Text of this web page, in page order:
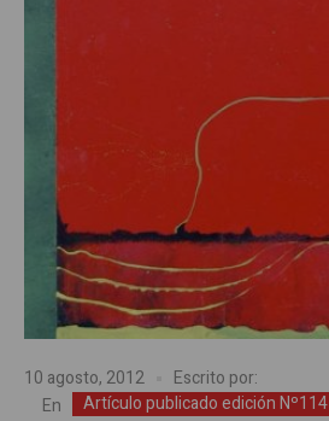
10 agosto, 2012
Escrito por:
En
Artículo publicado edición Nº114